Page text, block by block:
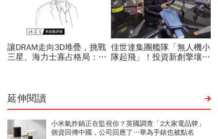
延伸閱讀
小米氣炸鍋正在監視你？英國調查「2大家電品牌」
個資回傳中國，公司回應了…華為手錶也被點名